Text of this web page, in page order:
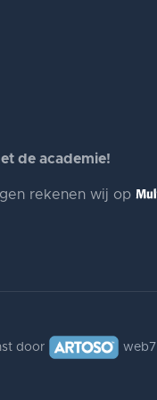
de academie!
rekenen wij op
door web7